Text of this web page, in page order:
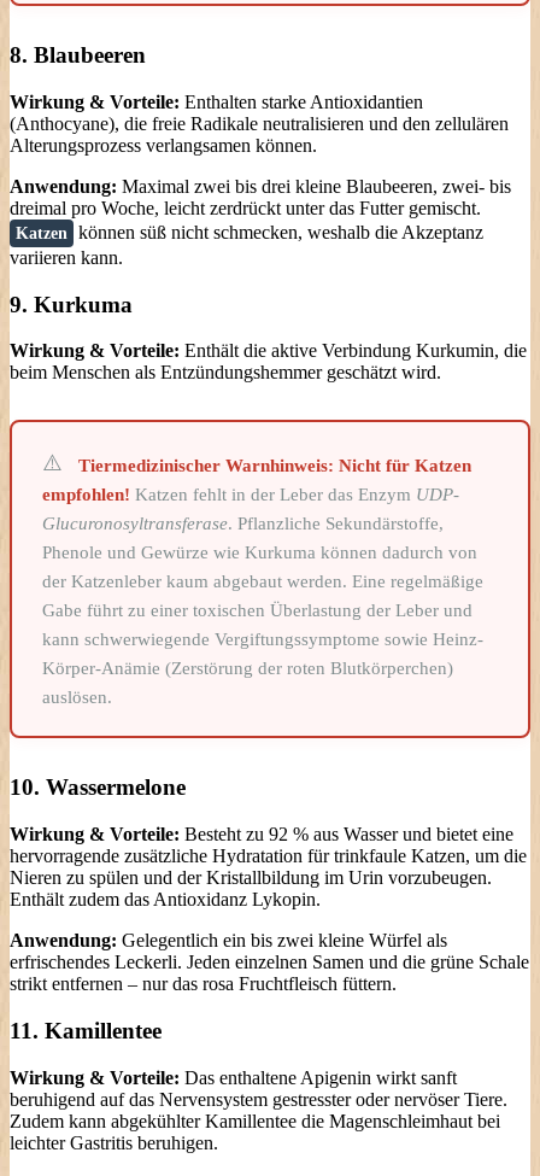
8. Blaubeeren
Wirkung & Vorteile: Enthalten starke Antioxidantien
(Anthocyane), die freie Radikale neutralisieren und den zellulären
Alterungsprozess verlangsamen können.
Anwendung: Maximal zwei bis drei kleine Blaubeeren, zwei- bis
dreimal pro Woche, leicht zerdrückt unter das Futter gemischt.
Katzen
können süß nicht schmecken, weshalb die Akzeptanz
variieren kann.
9. Kurkuma
Wirkung & Vorteile: Enthält die aktive Verbindung Kurkumin, die
beim Menschen als Entzündungshemmer geschätzt wird.
Tiermedizinischer Warnhinweis: Nicht für Katzen
empfohlen! Katzen fehlt in der Leber das Enzym UDP-
Glucuronosyltransferase. Pflanzliche Sekundärstoffe,
Phenole und Gewürze wie Kurkuma können dadurch von
der Katzenleber kaum abgebaut werden. Eine regelmäßige
Gabe führt zu einer toxischen Überlastung der Leber und
kann schwerwiegende Vergiftungssymptome sowie Heinz-
Körper-Anämie (Zerstörung der roten Blutkörperchen)
auslösen.
10. Wassermelone
Wirkung & Vorteile: Besteht zu 92 % aus Wasser und bietet eine
hervorragende zusätzliche Hydratation für trinkfaule Katzen, um die
Nieren zu spülen und der Kristallbildung im Urin vorzubeugen.
Enthält zudem das Antioxidanz Lykopin.
Anwendung: Gelegentlich ein bis zwei kleine Würfel als
erfrischendes Leckerli. Jeden einzelnen Samen und die grüne Schale
strikt entfernen – nur das rosa Fruchtfleisch füttern.
11. Kamillentee
Wirkung & Vorteile: Das enthaltene Apigenin wirkt sanft
beruhigend auf das Nervensystem gestresster oder nervöser Tiere.
Zudem kann abgekühlter Kamillentee die Magenschleimhaut bei
leichter Gastritis beruhigen.